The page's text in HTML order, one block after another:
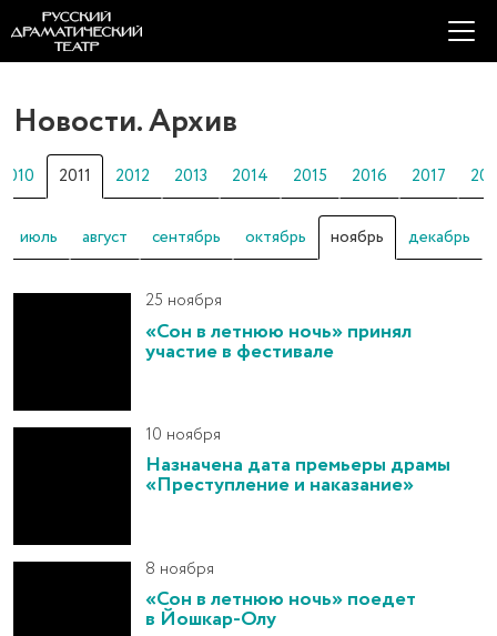
Новости. Архив
2010 2011 2012 2013 2014 2015 2016 2017
июль август сентябрь октябрь ноябрь декабрь
25 ноября
«Сон в летнюю ночь» принял
участие в фестивале
10 ноября
Назначена дата премьеры драмы
«Преступление и наказание»
8 ноября
«Сон в летнюю ночь» поедет
в Йошкар-Олу